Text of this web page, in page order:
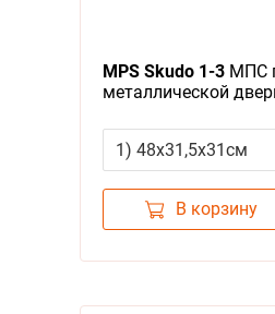
MPS Skudo 1-3МПС
металлической
1) 48х31,5х31см
В корзину